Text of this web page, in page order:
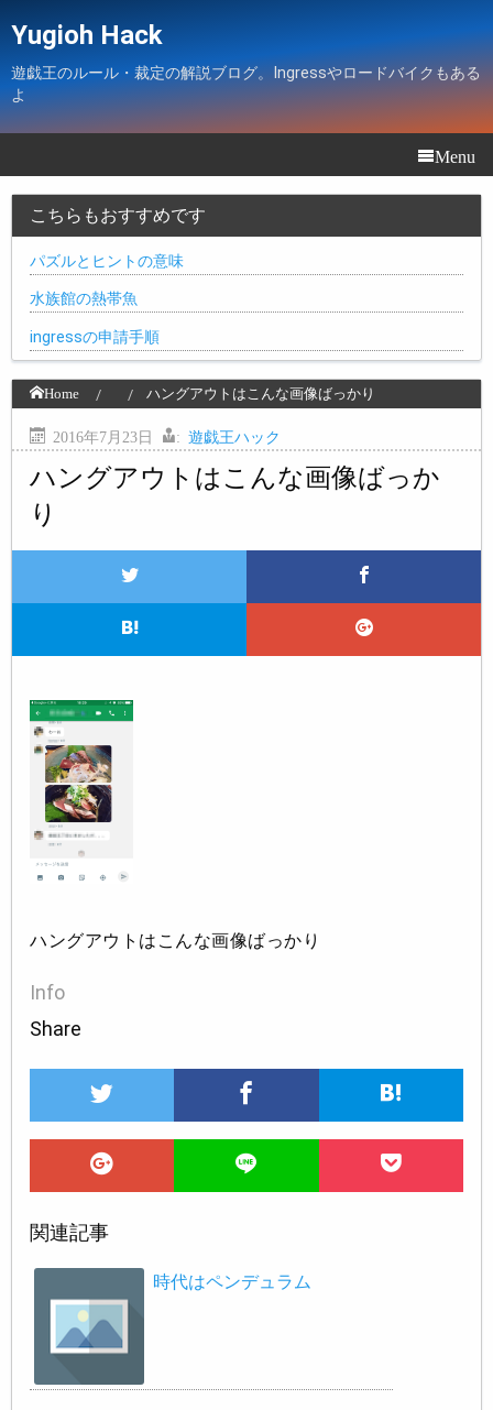
Yugioh Hack
遊戯王のルール・裁定の解説ブログ。Ingressやロードバイクもある
よ
Menu
こちらもおすすめです
パズルとヒントの意味
水族館の熱帯魚
ingressの申請手順
Home ハングアウトはこんな画像ばっかり
2016年7月23日 : 遊戯王ハック
ハングアウトはこんな画像ばっか
り
ハングアウトはこんな画像ばっかり
Info
Share
関連記事
時代はペンデュラム